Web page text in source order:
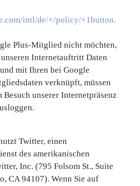
intl/de/+/policy/+1button.
Plus-Mitglied nicht möchten,
Internetauftritt Daten
mit Ihren bei Google
verknüpft, müssen
Besuch unserer Internetpräsenz
Twitter, einen
des amerikanischen
Inc. (795 Folsom St., Suite
CA 94107). Wenn Sie auf